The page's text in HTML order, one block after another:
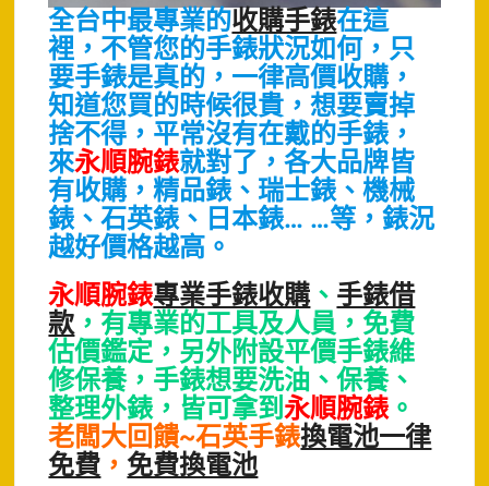
全台中最專業的收購手錶在這
裡，不管您的手錶狀況如何，只
要手錶是真的，一律高價收購，
知道您買的時候很貴，想要賣掉
捨不得，平常沒有在戴的手錶，
來永順腕錶就對了，各大品牌皆
有收購，精品錶、瑞士錶、機械
錶、石英錶、日本錶… …等，錶況
越好價格越高。
永順腕錶專業手錶收購 、 手錶借
款，有專業的工具及人員，免費
估價鑑定，另外附設平價手錶維
修保養，手錶想要洗油、保養、
整理外錶，皆可拿到永順腕錶。
老闆大回饋~石英手錶換電池一律
免費 ， 免費換電池